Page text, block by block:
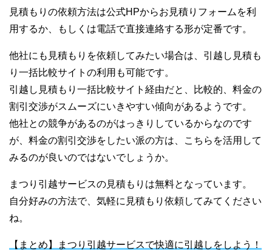
見積もりの依頼方法は公式HPからお見積りフォームを利
用するか、もしくは電話で直接連絡する形が定番です。
他社にも見積もりを依頼してみたい場合は、引越し見積も
り一括比較サイトの利用も可能です。
引越し見積もり一括比較サイト経由だと、比較的、料金の
割引交渉がスムーズにいきやすい傾向があるようです。
他社との競争があるのがはっきりしているからなのです
が、料金の割引交渉をしたい派の方は、こちらを活用して
みるのが良いのではないでしょうか。
まつり引越サービスの見積もりは無料となっています。
自分好みの方法で、気軽に見積もり依頼してみてください
ね。
【まとめ】まつり引越サービスで快適に引越しをしよう！